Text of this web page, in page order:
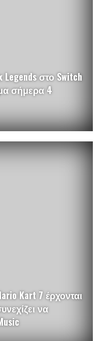
Legends στο Switch
σήμερα 4
Kart 7 έρχονται
να